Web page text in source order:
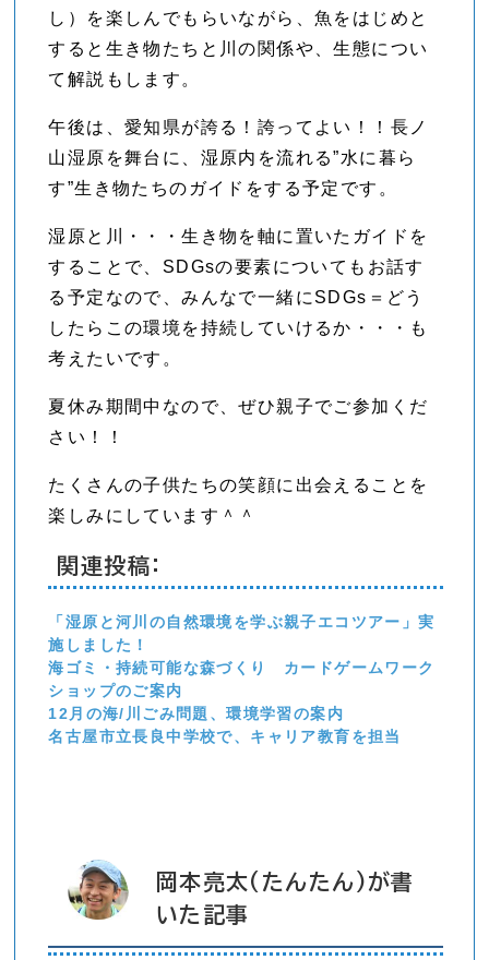
し）を楽しんでもらいながら、魚をはじめと
すると生き物たちと川の関係や、生態につい
て解説もします。
午後は、愛知県が誇る！誇ってよい！！長ノ
山湿原を舞台に、湿原内を流れる”水に暮ら
す”生き物たちのガイドをする予定です。
湿原と川・・・生き物を軸に置いたガイドを
することで、SDGsの要素についてもお話す
る予定なので、みんなで一緒にSDGs＝どう
したらこの環境を持続していけるか・・・も
考えたいです。
夏休み期間中なので、ぜひ親子でご参加くだ
さい！！
たくさんの子供たちの笑顔に出会えることを
楽しみにしています＾＾
関連投稿:
「湿原と河川の自然環境を学ぶ親子エコツアー」実
施しました！
海ゴミ・持続可能な森づくり カードゲームワーク
ショップのご案内
12月の海/川ごみ問題、環境学習の案内
名古屋市立長良中学校で、キャリア教育を担当
岡本亮太(たんたん)が書
いた記事